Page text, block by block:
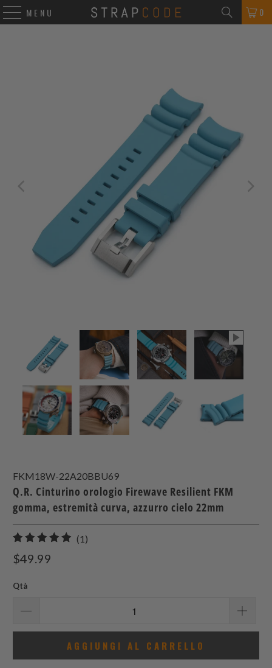
MENU 0
FKM18W-22A20BBU69
Q.R. Cinturino orologio Firewave Resilient FKM
gomma, estremità curva, azzurro cielo 22mm
(1)
$49.99
Qtà
AGGIUNGI AL CARRELLO